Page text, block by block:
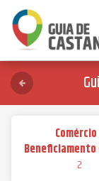
Beneficiamento
2